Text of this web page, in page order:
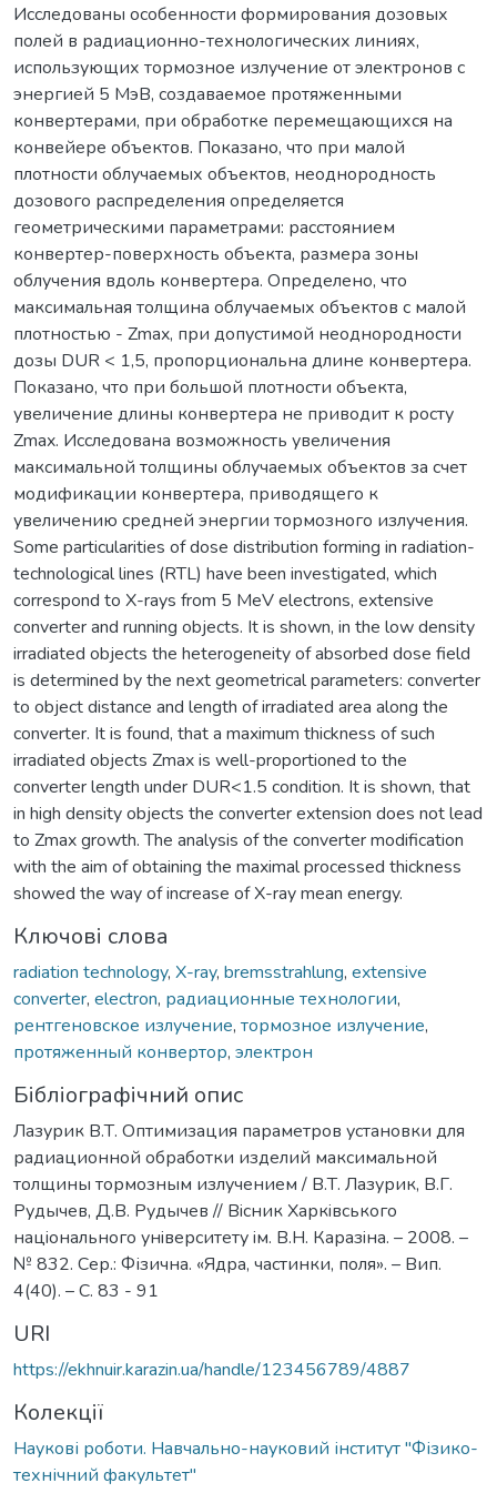
Исследованы особенности формирования дозовых
полей в радиационно-технологических линиях,
использующих тормозное излучение от электронов с
энергией 5 МэВ, создаваемое протяженными
конвертерами, при обработке перемещающихся на
конвейере объектов. Показано, что при малой
плотности облучаемых объектов, неоднородность
дозового распределения определяется
геометрическими параметрами: расстоянием
конвертер-поверхность объекта, размера зоны
облучения вдоль конвертера. Определено, что
максимальная толщина облучаемых объектов с малой
плотностью - Zmax, при допустимой неоднородности
дозы DUR < 1,5, пропорциональна длине конвертера.
Показано, что при большой плотности объекта,
увеличение длины конвертера не приводит к росту
Zmax. Исследована возможность увеличения
максимальной толщины облучаемых объектов за счет
модификации конвертера, приводящего к
увеличению средней энергии тормозного излучения.
Some particularities of dose distribution forming in radiation-
technological lines (RTL) have been investigated, which
correspond to X-rays from 5 MeV electrons, extensive
converter and running objects. It is shown, in the low density
irradiated objects the heterogeneity of absorbed dose field
is determined by the next geometrical parameters: converter
to object distance and length of irradiated area along the
converter. It is found, that a maximum thickness of such
irradiated objects Zmax is well-proportioned to the
converter length under DUR<1.5 condition. It is shown, that
in high density objects the converter extension does not lead
to Zmax growth. The analysis of the converter modification
with the aim of obtaining the maximal processed thickness
showed the way of increase of X-ray mean energy.
Ключові слова
radiation technology, X-ray, bremsstrahlung, extensive
converter, electron, радиационные технологии,
рентгеновское излучение, тормозное излучение,
протяженный конвертор, электрон
Бібліографічний опис
Лазурик В.Т. Оптимизация параметров установки для
радиационной обработки изделий максимальной
толщины тормозным излучением / В.Т. Лазурик, В.Г.
Рудычев, Д.В. Рудычев // Вiсник Харкiвського
нацiонального унiверситету iм. В.Н. Каразiна. – 2008. –
№ 832. Сер.: Фізична. «Ядра, частинки, поля». – Вип.
4(40). – С. 83 - 91
URI
https://ekhnuir.karazin.ua/handle/123456789/4887
Колекції
Наукові роботи. Навчально-науковий інститут "Фізико-
технічний факультет"